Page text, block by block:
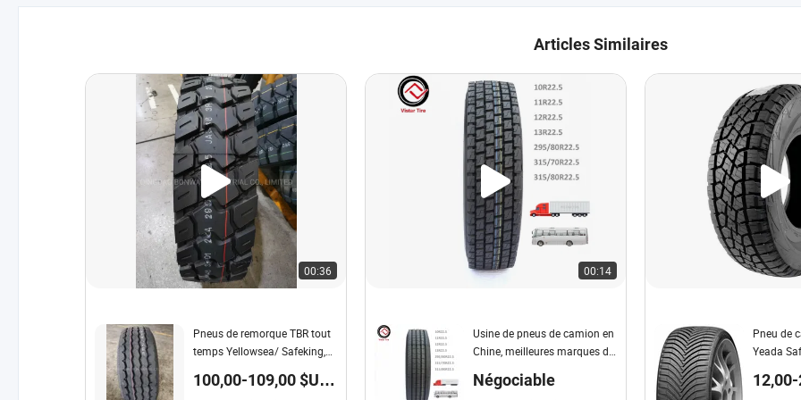
Articles Similaires
00:36
Pneus de remorque TBR tout
temps Yellowsea/ Safeking,
pneus de camion lourds
100,00-109,00 $US
00:14
Usine de pneus de camion en
Chine, meilleures marques de
tubeless TBR, pneus chinois
Négociable
Pneu de
Yeada
Run-Flat